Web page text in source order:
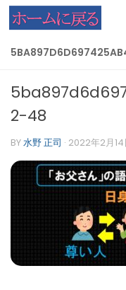
コンテンツへスキップ
2-48
BY水野 正司 · 2022年2月14